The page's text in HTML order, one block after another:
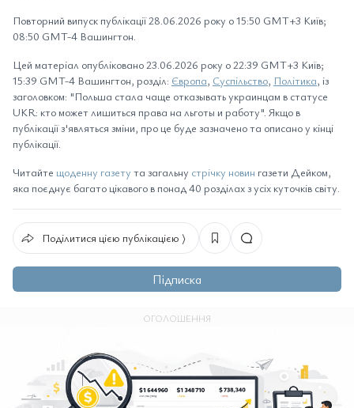
Повторний випуск публікації 28.06.2026 року о 15:50 GMT+3 Київ;
08:50 GMT-4 Вашингтон.
Цей матеріал опубліковано 23.06.2026 року о 22:39 GMT+3 Київ;
15:39 GMT-4 Вашингтон, розділ: Європа, Суспільство, Політика, із
заголовком: "Польша стала чаще отказывать украинцам в статусе
UKR: кто может лишиться права на льготы и работу". Якщо в
публікації з'являться зміни, про це буде зазначено та описано у кінці
публікації.
Читайте щоденну газету та загальну стрічку новин газети Дейком,
яка поєднує багато цікавого в понад 40 розділах з усіх куточків світу.
Поділитися цією публікацією ⟩
Підписка
ОГОЛОШЕННЯ